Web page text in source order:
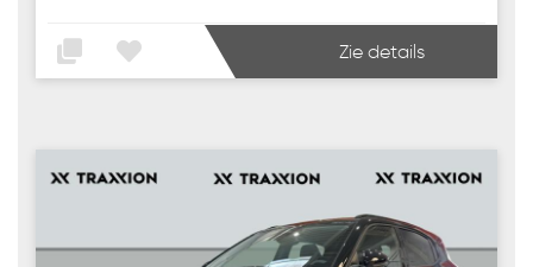
Zie details